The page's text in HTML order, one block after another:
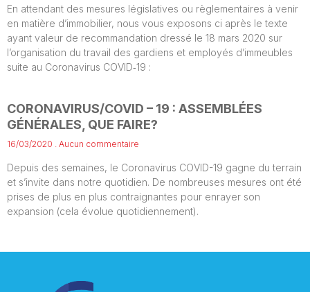
En attendant des mesures législatives ou règlementaires à venir
en matière d’immobilier, nous vous exposons ci après le texte
ayant valeur de recommandation dressé le 18 mars 2020 sur
l’organisation du travail des gardiens et employés d’immeubles
suite au Coronavirus COVID‐19 :
CORONAVIRUS/COVID – 19 : ASSEMBLÉES
GÉNÉRALES, QUE FAIRE?
16/03/2020 Aucun commentaire
Depuis des semaines, le Coronavirus COVID-19 gagne du terrain
et s’invite dans notre quotidien. De nombreuses mesures ont été
prises de plus en plus contraignantes pour enrayer son
expansion (cela évolue quotidiennement).